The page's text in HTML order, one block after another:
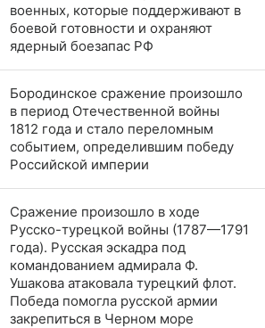
военных, которые поддерживают в
боевой готовности и охраняют
ядерный боезапас РФ
Бородинское сражение произошло
в период Отечественной войны
1812 года и стало переломным
событием, определившим победу
Российской империи
Сражение произошло в ходе
Русско-турецкой войны (1787—1791
года). Русская эскадра под
командованием адмирала Ф.
Ушакова атаковала турецкий флот.
Победа помогла русской армии
закрепиться в Черном море